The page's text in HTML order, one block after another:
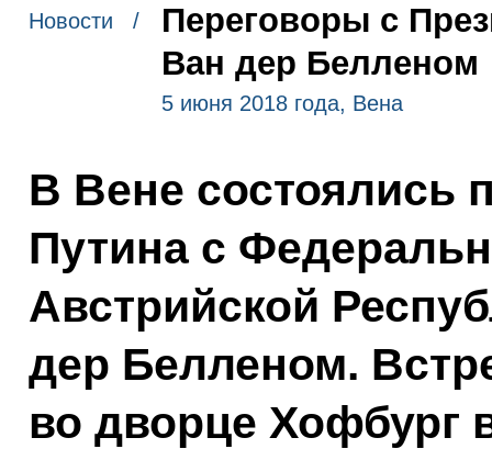
Новости /
Переговоры с
Ван дер Белленом
5 июня 2018 года, Вена
В Вене состоялись
Путина с
Австрийской
дер Белленом.
во дворце Хофбург